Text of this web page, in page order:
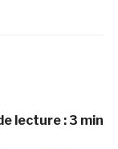
lecture : 3 min